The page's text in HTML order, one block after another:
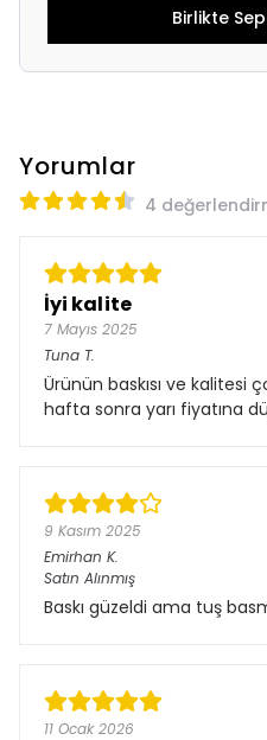
Birlikte
Yorumlar
4
İyi kalite
7 Mayıs 2025
Tuna T.
Ürünün baskısı ve kalitesi
hafta sonra yarı fiyatına
9 Kasım 2025
Emirhan K.
Satın Alınmış
Baskı güzeldi ama tuş
11 Ocak 2026